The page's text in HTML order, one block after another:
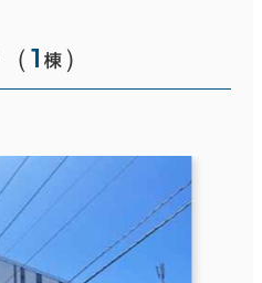
（1 棟 ）